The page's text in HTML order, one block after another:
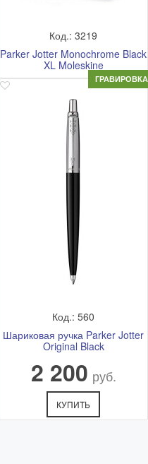
Код.: 3219
Parker Jotter Monochrome Black
XL Moleskine
ГРАВИРОВКА
Код.: 560
Шариковая ручка Parker Jotter
Original Black
2 200 руб.
КУПИТЬ